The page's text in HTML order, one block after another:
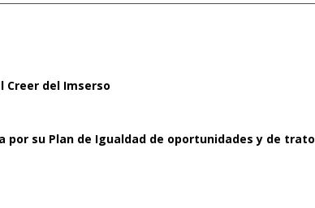
del Imserso
por su Plan de Igualdad de oportunidades y de trato